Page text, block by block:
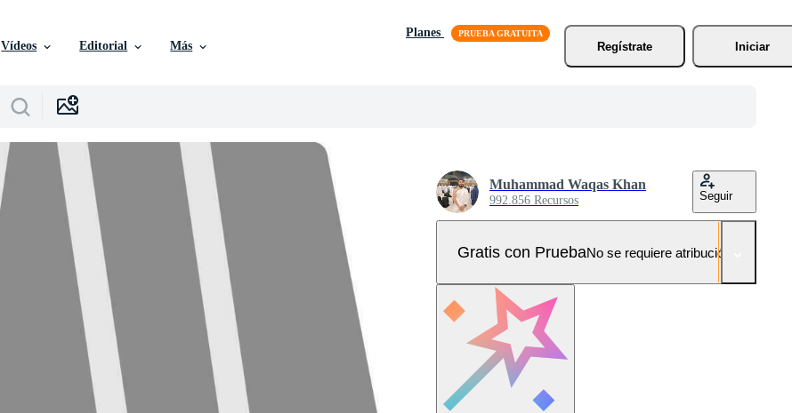
Vídeos Editorial Más
Planes
Regístrate
Iniciar
Muhammad Waqas Khan
992.856 Recursos Seguir
Gratis con PruebaNo se requiere atribución!